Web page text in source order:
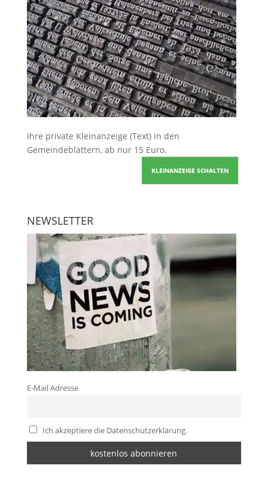
Ihre private Kleinanzeige (Text) in den
Gemeindeblättern, ab nur 15 Euro.
KLEINANZEIGE SCHALTEN
NEWSLETTER
E-Mail Adresse
Ich akzeptiere die Datenschutzerklärung.